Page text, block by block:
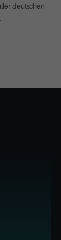
deutschen